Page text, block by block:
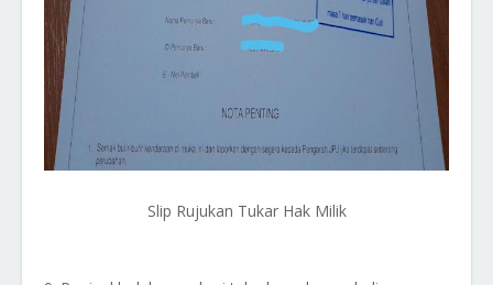
Slip Rujukan Tukar Hak Milik